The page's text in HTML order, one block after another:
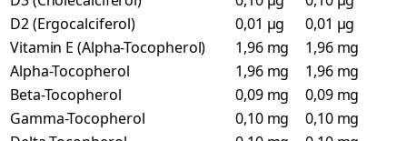
D2 (Ergocalciferol)
0,01 µg
0,01 µg
Vitamin E (Alpha-Tocopherol)
1,96 mg
1,96 mg
Alpha-Tocopherol
1,96 mg
1,96 mg
Beta-Tocopherol
0,09 mg
0,09 mg
Gamma-Tocopherol
0,10 mg
0,10 mg